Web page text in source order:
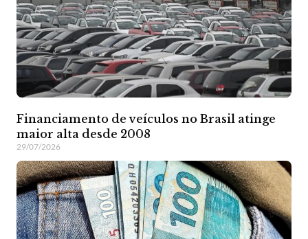
Financiamento de veículos no Brasil atinge
maior alta desde 2008
29/07/2026